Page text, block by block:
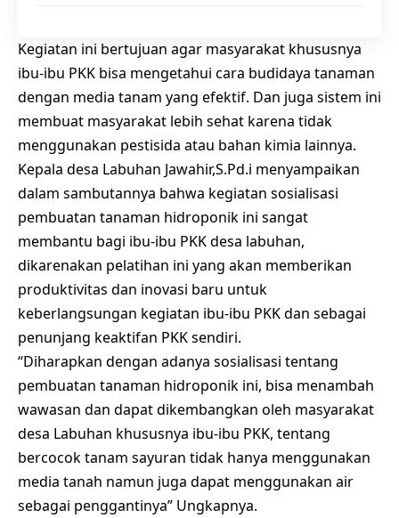
Kegiatan ini bertujuan agar masyarakat khususnya
ibu-ibu PKK bisa mengetahui cara budidaya tanaman
dengan media tanam yang efektif. Dan juga sistem ini
membuat masyarakat lebih sehat karena tidak
menggunakan pestisida atau bahan kimia lainnya.
Kepala desa Labuhan Jawahir,S.Pd.i menyampaikan
dalam sambutannya bahwa kegiatan sosialisasi
pembuatan tanaman hidroponik ini sangat
membantu bagi ibu-ibu PKK desa labuhan,
dikarenakan pelatihan ini yang akan memberikan
produktivitas dan inovasi baru untuk
keberlangsungan kegiatan ibu-ibu PKK dan sebagai
penunjang keaktifan PKK sendiri.
“Diharapkan dengan adanya sosialisasi tentang
pembuatan tanaman hidroponik ini, bisa menambah
wawasan dan dapat dikembangkan oleh masyarakat
desa Labuhan khususnya ibu-ibu PKK, tentang
bercocok tanam sayuran tidak hanya menggunakan
media tanah namun juga dapat menggunakan air
sebagai penggantinya” Ungkapnya.